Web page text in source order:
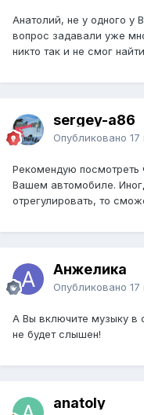
Анатолий, не у одного у
вопрос задавали уже
никто так и не смог
sergey-a86
Опубликовано 17
Рекомендую посмотреть
Вашем автомобиле.
отрегулировать, то
Анжелика
Опубликовано 17
А Вы включите музыку в
не будет слышен!
anatoly